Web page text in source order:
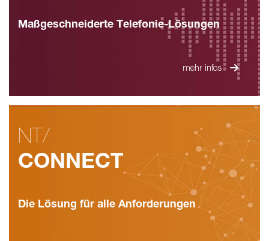
Maßgeschneiderte Telefonie-Lösungen
mehr infos
NT/
CONNECT
Die Lösung für alle Anforderungen